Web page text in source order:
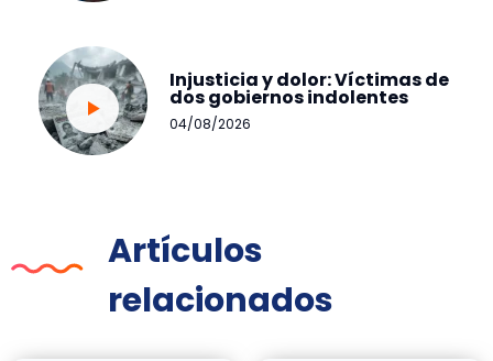
Injusticia y dolor: Víctimas de
dos gobiernos indolentes
04/08/2026
Artículos
relacionados